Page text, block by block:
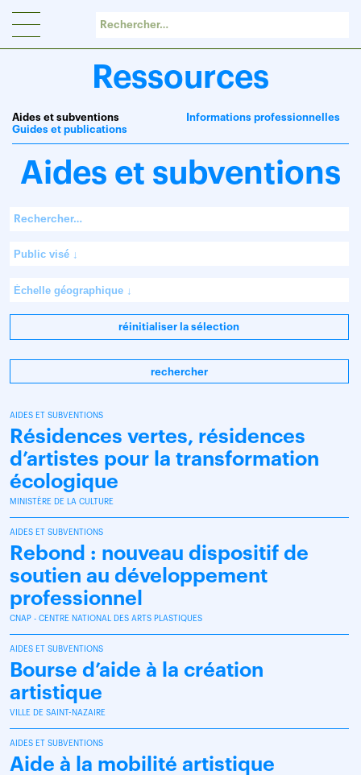
Ressources
Aides et subventions
Guides et publications
Informations professionnelles
Aides et subventions
réinitialiser la sélection
rechercher
AIDES ET SUBVENTIONS
Résidences vertes, résidences
d’artistes pour la transformation
écologique
MINISTÈRE DE LA CULTURE
AIDES ET SUBVENTIONS
Rebond : nouveau dispositif de
soutien au développement
professionnel
CNAP - CENTRE NATIONAL DES ARTS PLASTIQUES
AIDES ET SUBVENTIONS
Bourse d’aide à la création
artistique
VILLE DE SAINT-NAZAIRE
AIDES ET SUBVENTIONS
Aide à la mobilité artistique